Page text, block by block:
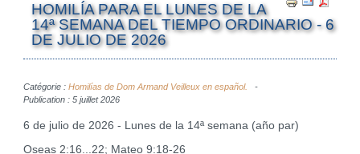
HOMILÍA PARA EL LUNES DE LA
14ª SEMANA DEL TIEMPO ORDINARIO - 6
DE JULIO DE 2026
Catégorie : Homilías de Dom Armand Veilleux en español.
Publication : 5 juillet 2026
6 de julio de 2026 - Lunes de la 14ª semana (año par)
Oseas 2:16...22; Mateo 9:18-26